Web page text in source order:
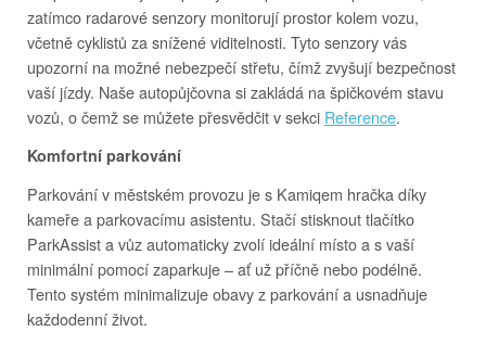
zatímco radarové senzory monitorují prostor kolem vozu,
včetně cyklistů za snížené viditelnosti. Tyto senzory vás
upozorní na možné nebezpečí střetu, čímž zvyšují bezpečnost
vaší jízdy. Naše autopůjčovna si zakládá na špičkovém stavu
vozů, o čemž se můžete přesvědčit v sekci Reference.
Komfortní parkování
Parkování v městském provozu je s Kamiqem hračka díky
kameře a parkovacímu asistentu. Stačí stisknout tlačítko
ParkAssist a vůz automaticky zvolí ideální místo a s vaší
minimální pomocí zaparkuje – ať už příčně nebo podélně.
Tento systém minimalizuje obavy z parkování a usnadňuje
každodenní život.